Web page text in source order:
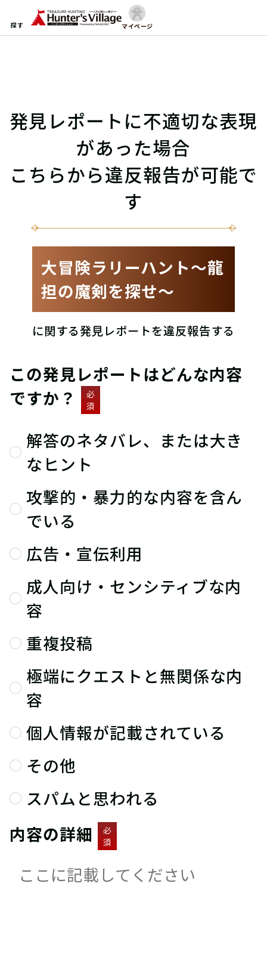
探す マイページ
発見レポートに不適切な表現
があった場合
こちらから違反報告が可能で
す
大冒険ラリーハント〜龍
担の魔剣を探せ〜
に関する発見レポートを違反報告する
この発見レポートはどんな内容
ですか？
必
須
解答のネタバレ、または大き
なヒント
攻撃的・暴力的な内容を含ん
でいる
広告・宣伝利用
成人向け・センシティブな内
容
重複投稿
極端にクエストと無関係な内
容
個人情報が記載されている
その他
スパムと思われる
内容の詳細
必
須